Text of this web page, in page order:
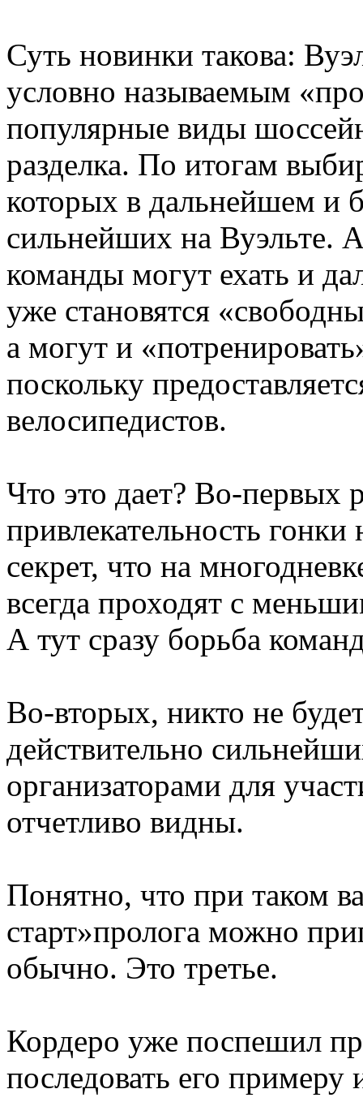
Суть новинки такова:
условно называемым
популярные виды
разделка. По итогам
которых в дальнейшем и
сильнейших на Вуэльте.
команды могут ехать и
уже становятся
а могут и
поскольку
велосипедистов.
Что это дает? Во-первых
привлекательность
секрет, что на
всегда проходят с
А тут сразу борьба
Во-вторых, никто не
действительно
организаторами для
отчетливо видны.
Понятно, что при таком
старт»пролога можно
обычно. Это третье.
Кордеро уже поспешил
последовать его